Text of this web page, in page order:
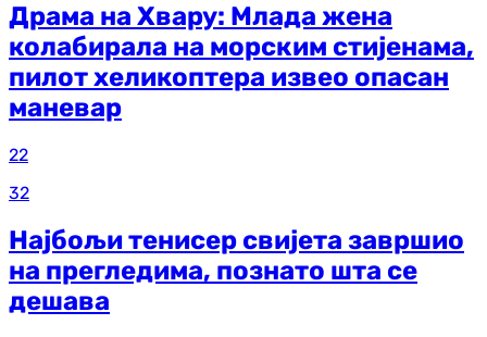
Драма на Хвару: Млада жена
колабирала на морским стијенама,
пилот хеликоптера извео опасан
маневар
22
32
Најбољи тенисер свијета завршио
на прегледима, познато шта се
дешава